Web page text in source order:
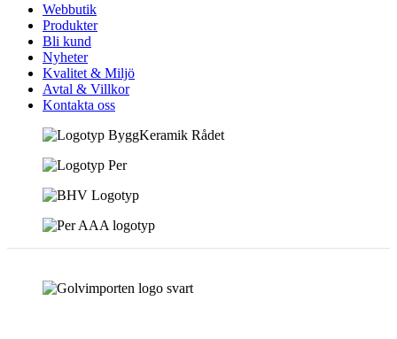
Webbutik
Produkter
Bli kund
Nyheter
Kvalitet & Miljö
Avtal & Villkor
Kontakta oss